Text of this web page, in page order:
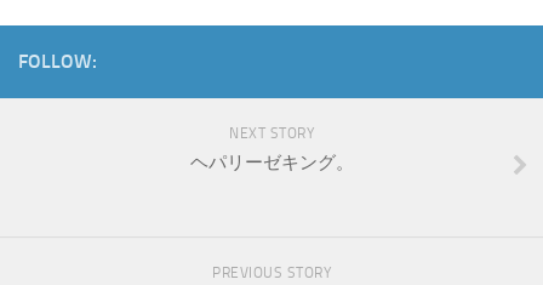
FOLLOW:
NEXT STORY
ヘパリーゼキング。
PREVIOUS STORY